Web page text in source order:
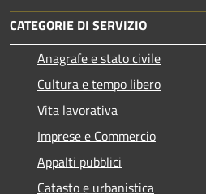
CATEGORIE DI SERVIZIO
Anagrafe e stato civile
Cultura e tempo libero
Vita lavorativa
Imprese e Commercio
Appalti pubblici
Catasto e urbanistica